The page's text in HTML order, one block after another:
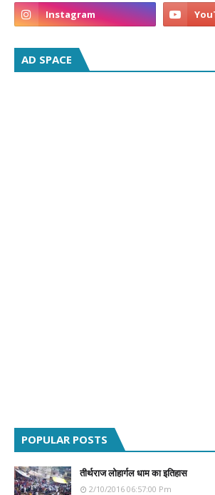
AD SPACE
POPULAR POSTS
तीर्थराज लोहार्गल धाम का इतिहास
2/10/2016 06:57:00 Pm